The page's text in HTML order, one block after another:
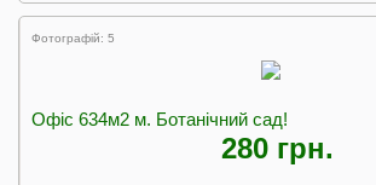
Фотографій: 5
Офіс 634м2 м. Ботанічний сад!
280 грн.